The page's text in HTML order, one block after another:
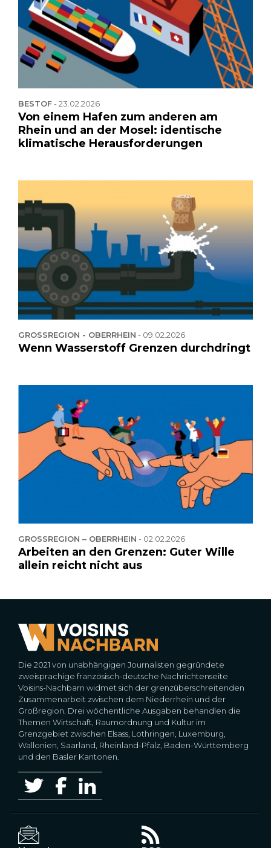
BESTOF-23.02.2026
Von einem Hafen zum anderen am
Rhein und an der Mosel: identische
klimatische Herausforderungen
GROSSREGION - OBERRHEIN - 09.02.2026
Wenn Wasserstoff Grenzen durchdringt
GROSSREGION – OBERRHEIN - 02.02.2026
Arbeiten an den Grenzen: Guter Wille
allein reicht nicht aus
Die 2021 von unabhängigen Journalisten gegründete
zweisprachige französisch-deutsche Nachrichtenseite
Voisins-Nachbarn widmet sich der grenzüberschreitenden
Zusammenarbeit zwischen dem Niederrhein und der
Großregion. Drei wöchentliche Ausgaben behandlen die
Themen Wirtschaft, Raumordnung und Kultur im
Grenzgebiet zwischen Elsass, Lothringen, Luxemburg,
Wallonien, Saarland, Rheinland-Pfalz, Baden-Württemberg
und den Basler Kantonen.